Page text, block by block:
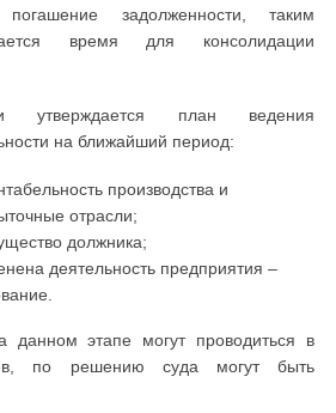
погашение задолженности, таким
время для консолидации
и утверждается план ведения
на ближайший период:
производства и
отрасли;
должника;
деятельность предприятия –
данном этапе могут проводиться в
по решению суда могут быть